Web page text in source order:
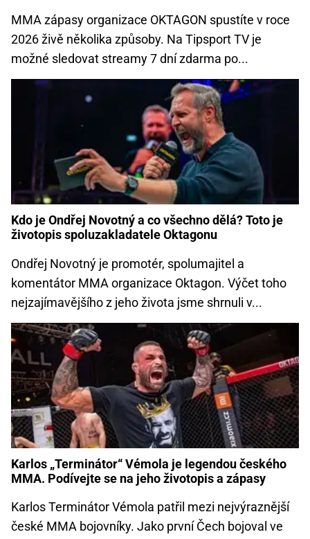
MMA zápasy organizace OKTAGON spustíte v roce
2026 živě několika způsoby. Na Tipsport TV je
možné sledovat streamy 7 dní zdarma po...
Kdo je Ondřej Novotný a co všechno dělá? Toto je
životopis spoluzakladatele Oktagonu
Ondřej Novotný je promotér, spolumajitel a
komentátor MMA organizace Oktagon. Výčet toho
nejzajímavějšího z jeho života jsme shrnuli v...
Karlos „Terminátor“ Vémola je legendou českého
MMA. Podívejte se na jeho životopis a zápasy
Karlos Terminátor Vémola patřil mezi nejvýraznější
české MMA bojovníky. Jako první Čech bojoval ve